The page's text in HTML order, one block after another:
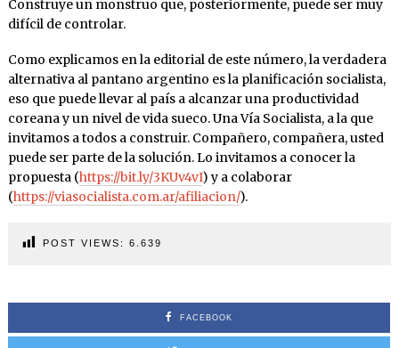
Construye un monstruo que, posteriormente, puede ser muy
difícil de controlar.
Como explicamos en la editorial de este número, la verdadera
alternativa al pantano argentino es la planificación socialista,
eso que puede llevar al país a alcanzar una productividad
coreana y un nivel de vida sueco. Una Vía Socialista, a la que
invitamos a todos a construir. Compañero, compañera, usted
puede ser parte de la solución. Lo invitamos a conocer la
propuesta (https://bit.ly/3KUv4vI) y a colaborar
(https://viasocialista.com.ar/afiliacion/).
POST VIEWS: 6.639
FACEBOOK